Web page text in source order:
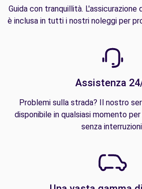
Guida con tranquillità.
è inclusa in tutti i nostri noleggi per
Assistenza
Problemi sulla strada? Il nostro
disponibile in qualsiasi momento
senza